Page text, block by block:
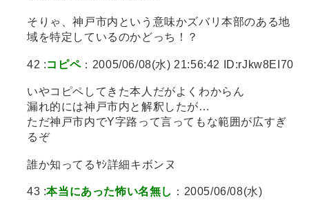
そりゃ、神戸市内という意味かズバリ本部のある地
域を特定しているのかどっち！？
42 :コピペ：2005/06/08(水) 21:56:42 ID:rJkw8EI70
いやコピペしてきた本人だがよくわからん
漏れ的には神戸市内と解釈したが…
ただ神戸市内でY字路って言ってもな範囲が広すぎ
るぞ
誰か知ってるﾔｼ詳細キボンヌ
43 :本当にあった怖い名無し ：2005/06/08(水)